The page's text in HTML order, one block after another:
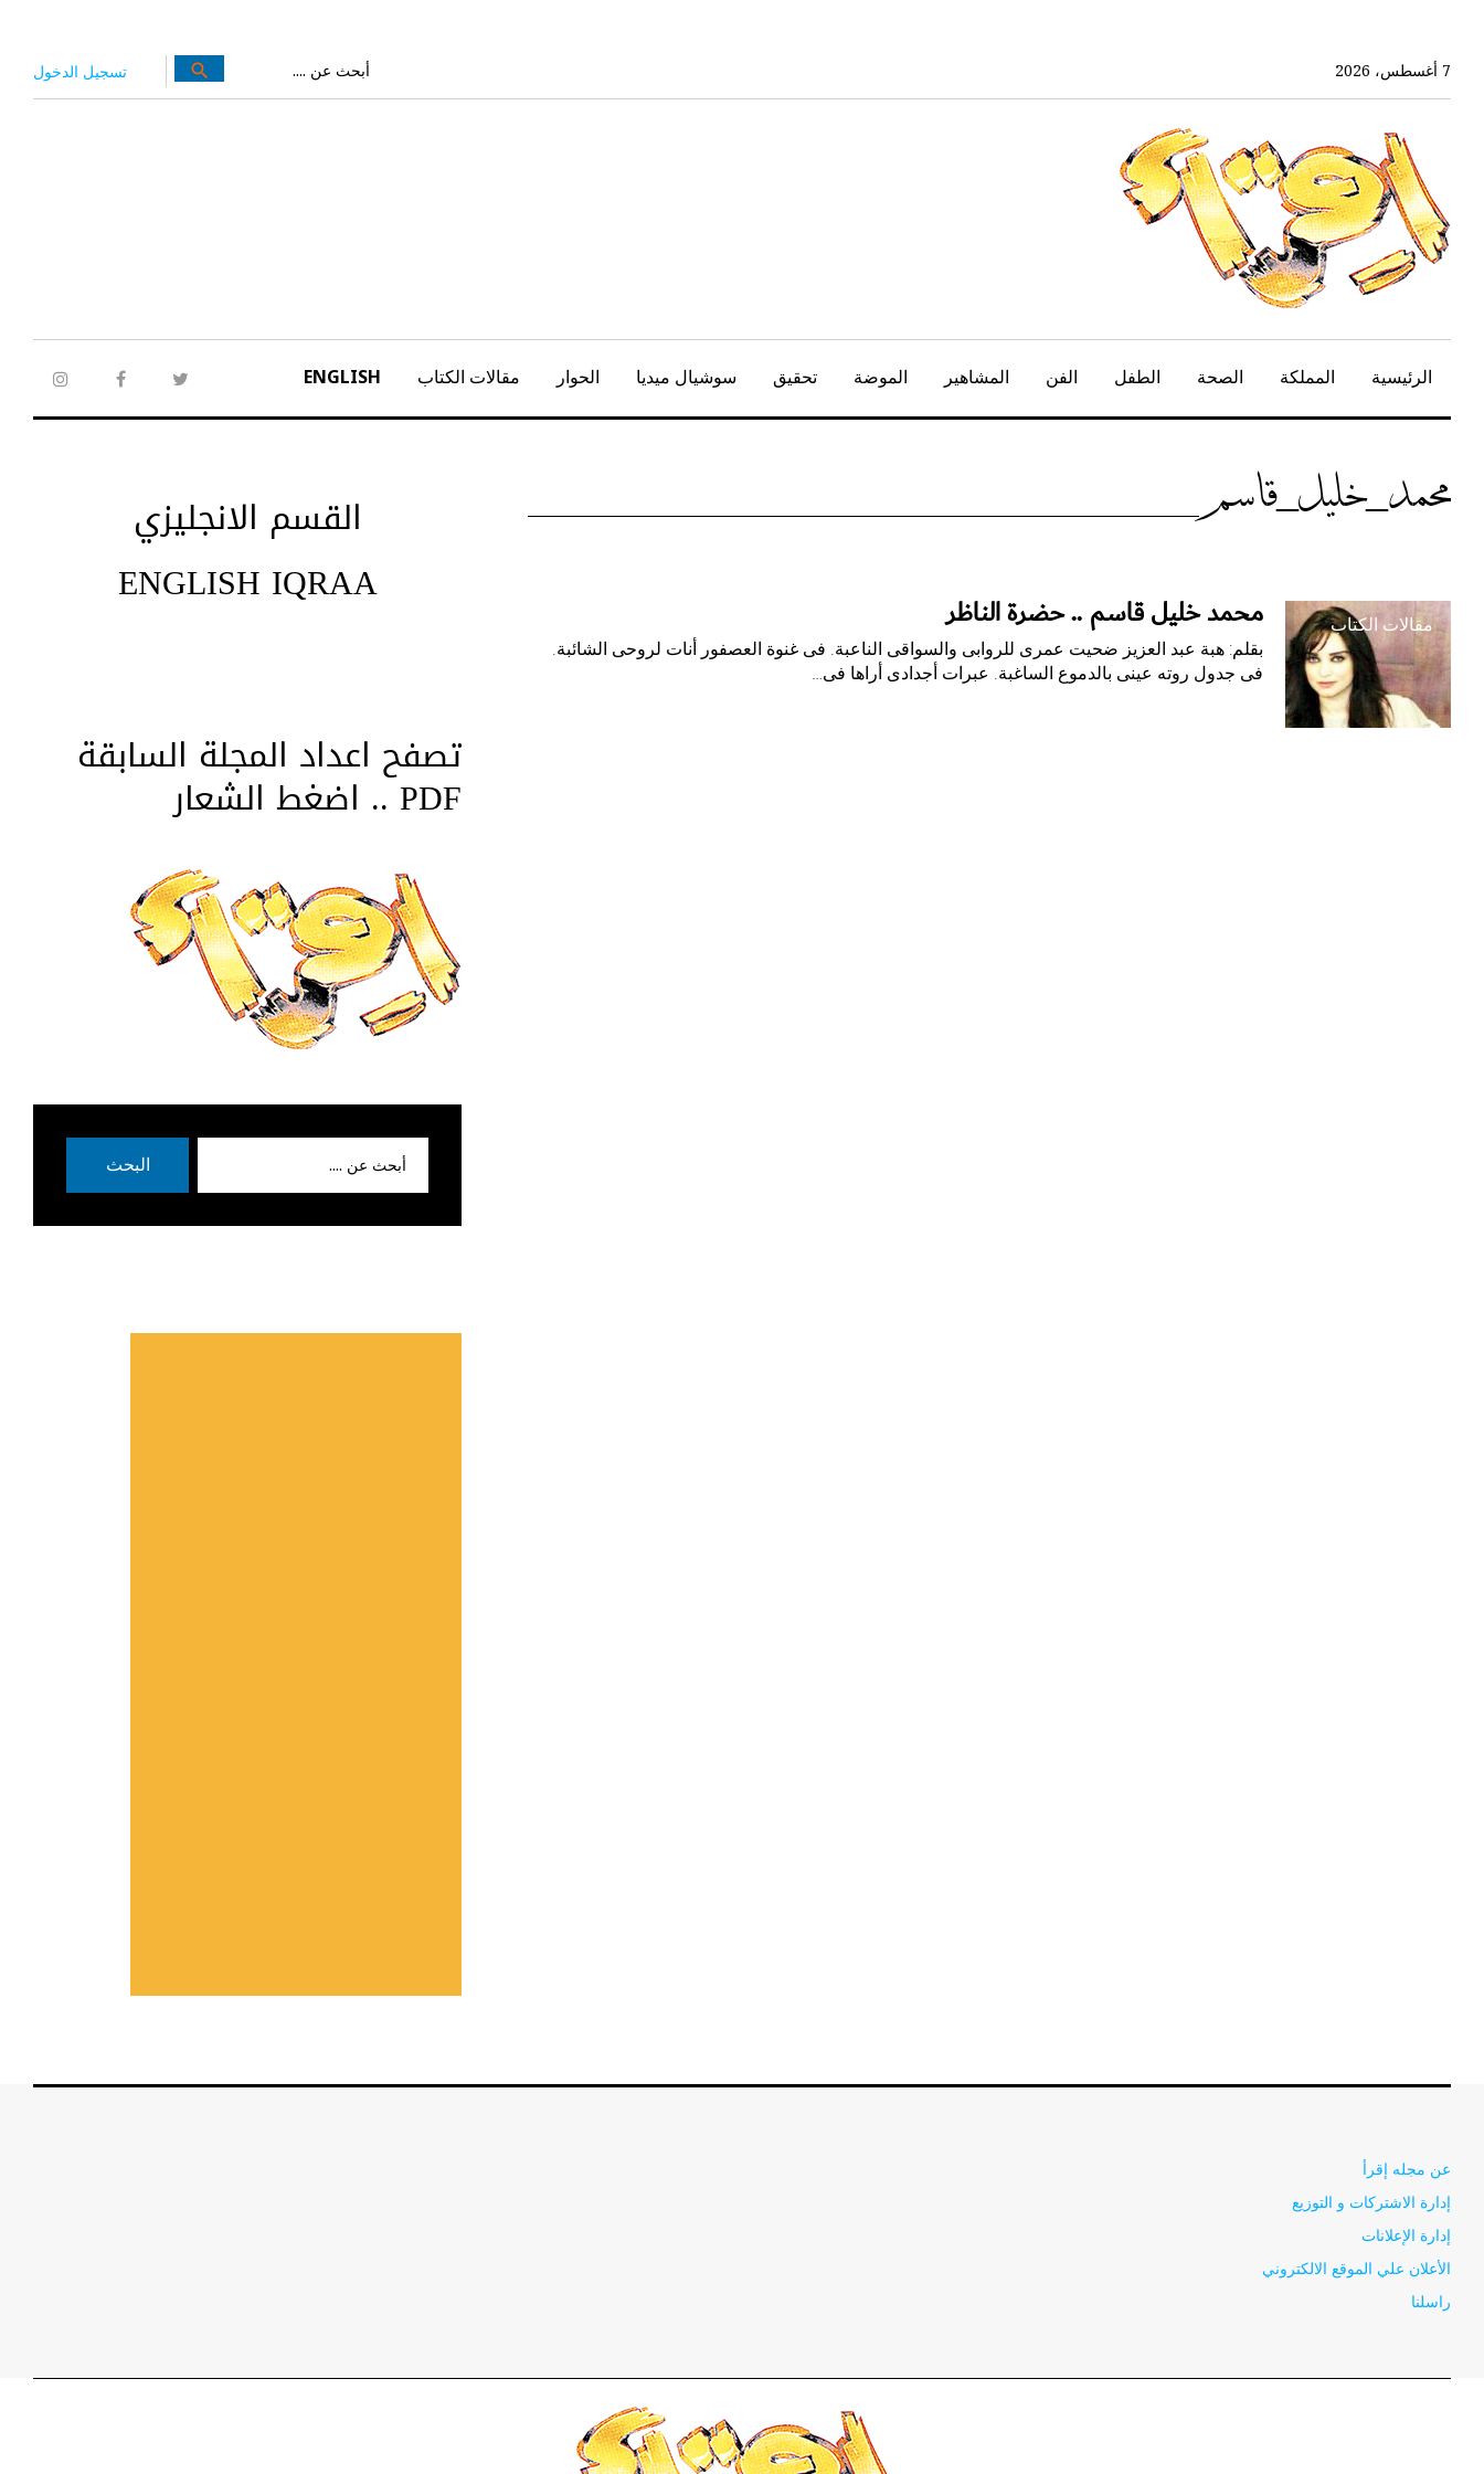
المحتوى
الرئيسي
7 أغسطس، 2026 تسجيل الدخول
عن:
search
twitter
facebook
الرئيسية المملكة الصحة الطفل الفن المشاهير الموضة تحقيق سوشيال ميديا الحوار مقالات الكتاب ENGLISH
الوسم:
محمد_خليل_قاسم
مقالات الكتاب محمد خليل قاسم .. حضرة الناظر
بقلم: هبة عبد العزيز ضحيت عمرى للروابى والسواقى الناعبة. فى غنوة العصفور أنات لروحى الشائبة.
فى جدول روته عينى بالدموع الساغبة. عبرات أجدادى أراها فى…
القسم الانجليزي
ENGLISH IQRAA
تصفح اعداد المجلة السابقة
PDF .. اضغط الشعار
البحث
عن مجله إقرأ
إدارة الاشتركات و التوزيع
إدارة الإعلانات
الأعلان علي الموقع الالكتروني
راسلنا